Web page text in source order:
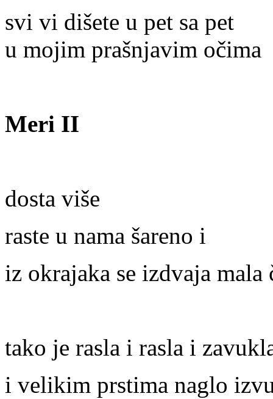
svi vi dišete u pet sa pet
u mojim prašnjavim očima
Meri II
dosta više
raste u nama šareno i
iz okrajaka se izdvaja mala
tako je rasla i rasla i
i velikim prstima naglo